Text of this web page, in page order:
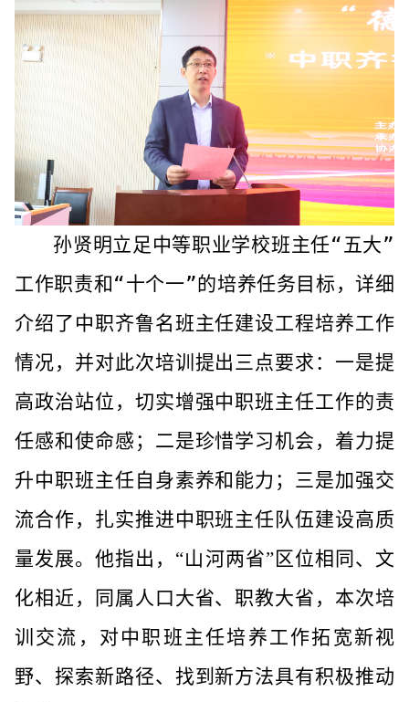
孙贤明 立足中等职业学校班主任“五大”
工作职责和“十个一”的培养任务目标 ，详细
介绍了中职齐鲁名班主任建设工程培养工作
情况，并对此次培训提出三点要求：一是提
高政治站位，切实增强中职班主任工作的责
任感和使命感；二是珍惜学习机会，着力提
升中职班主任自身素养和能力；三是加强交
流合作，扎实推进中职班主任队伍建设高质
量发展。他指出，“山河两省”区位相同、文
化相近，同属人口大省、职教大省，本次培
训交流，对中职班主任培养工作拓宽新视
野、探索新路径、找到新方法具有积极推动